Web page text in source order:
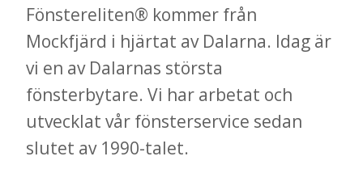
Fönstereliten® kommer från
Mockfjärd i hjärtat av Dalarna. Idag är
vi en av Dalarnas största
fönsterbytare. Vi har arbetat och
utvecklat vår fönsterservice sedan
slutet av 1990-talet.